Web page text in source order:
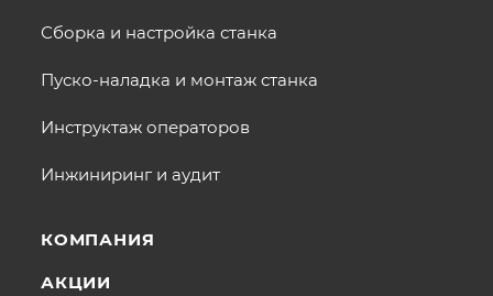
Сборка и настройка станка
Пуско-наладка и монтаж станка
Инструктаж операторов
Инжиниринг и аудит
КОМПАНИЯ
АКЦИИ